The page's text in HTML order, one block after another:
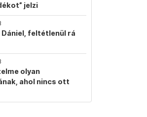
jelzi
feltétlenül rá
olyan
ahol nincs ott